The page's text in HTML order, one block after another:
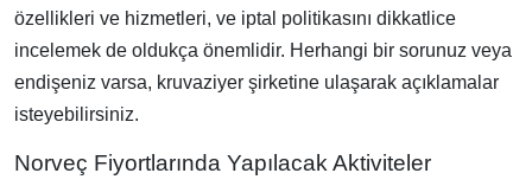
özellikleri ve hizmetleri, ve iptal politikasını dikkatlice
incelemek de oldukça önemlidir. Herhangi bir sorunuz veya
endişeniz varsa, kruvaziyer şirketine ulaşarak açıklamalar
isteyebilirsiniz.
Norveç Fiyortlarında Yapılacak Aktiviteler